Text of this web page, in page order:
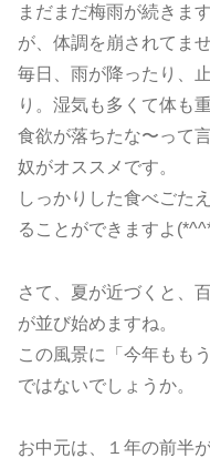
まだまだ梅雨が続きま
が、体調を崩されてま
毎日、雨が降ったり、
り。湿気も多くて体も
食欲が落ちたな〜って
奴がオススメです。
しっかりした食べごた
ることができますよ
さて、夏が近づくと、
が並び始めますね。
この風景に「今年もも
ではないでしょうか。
お中元は、１年の前半